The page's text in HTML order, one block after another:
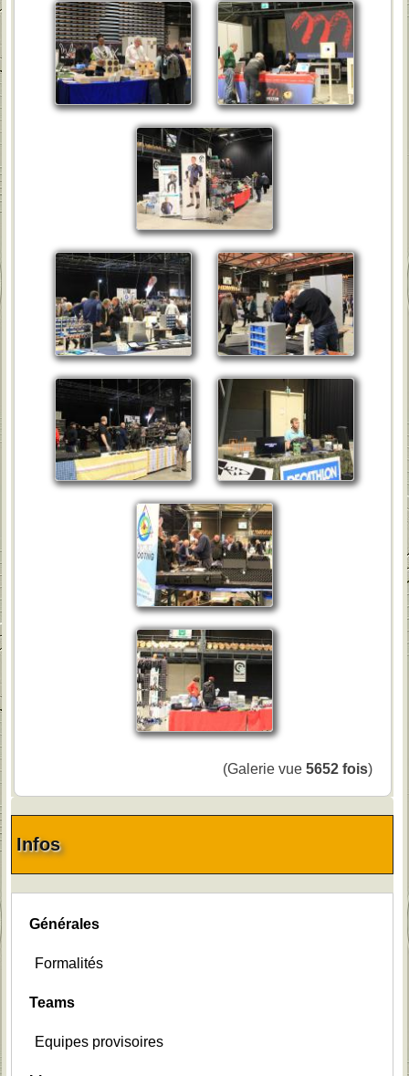
Infos
Générales
Formalités
Teams
Equipes provisoires
(Galerie vue5652 fois)